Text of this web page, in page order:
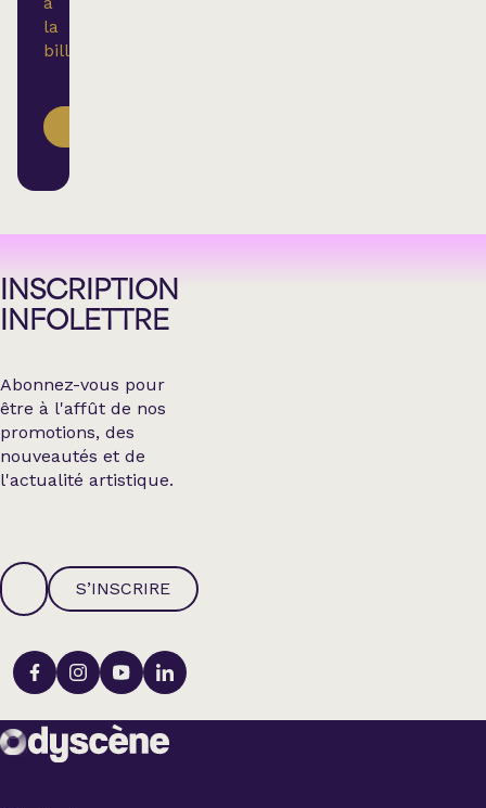
la
billetterie.
INSCRIPTION
INFOLETTRE
Abonnez-vous pour
être à l'affût de nos
promotions, des
nouveautés et de
l'actualité artistique.
S’INSCRIRE